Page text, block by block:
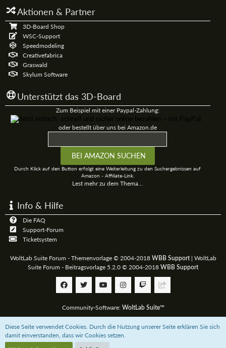
Aktionen & Partner
3D-Board Shop
WSC-Support
Speedmodeling
Creativefabrica
Graswald
Skylum Software
Unterstützt das 3D-Board
Zum Beispiel mit einer Paypal-Zahlung:
oder bestellt über uns bei Amazon.de
Durch Klick auf den Button erfolgt eine Weiterleitung zu den Suchergebnissen auf
Amazon - Affiliate-Link.
Lest mehr zu dem Thema...
Info & Hilfe
Die FAQ
Support-Forum
Ticketsystem
WoltLab Suite Forum - Themenvorlage © 2004-2018 WBB Support| WoltLab
Suite Forum - Beitragsvorlage 5.2.0 © 2004-2018 WBB Support
Community-Software: WoltLab Suite™
Unterstützt das 3D-Board mit einerPaypal-Zahlung oder bestellt über uns bei
Amazon.de
Diese Seite verwendet Cookies. Durch die Nutzung unserer Seite erklären Sie sich
damit einverstanden, dass wir Cookies setzen.